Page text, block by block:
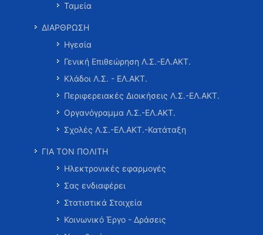
Ταμεία
ΔΙΑΡΘΡΩΣΗ
Ηγεσία
Γενική Επιθεώρηση Λ.Σ.-ΕΛ.ΑΚΤ.
Κλάδοι Λ.Σ. - ΕΛ.ΑΚΤ.
Περιφερειακές Διοικήσεις Λ.Σ.-ΕΛ.ΑΚΤ.
Οργανόγραμμα Λ.Σ.-ΕΛ.ΑΚΤ.
Σχολές Λ.Σ.-ΕΛ.ΑΚΤ.-Κατάταξη
ΓΙΑ ΤΟΝ ΠΟΛΙΤΗ
Ηλεκτρονικές εφαρμογές
Σας ενδιαφέρει
Στατιστικά Στοιχεία
Κοινωνικό Έργο - Δράσεις